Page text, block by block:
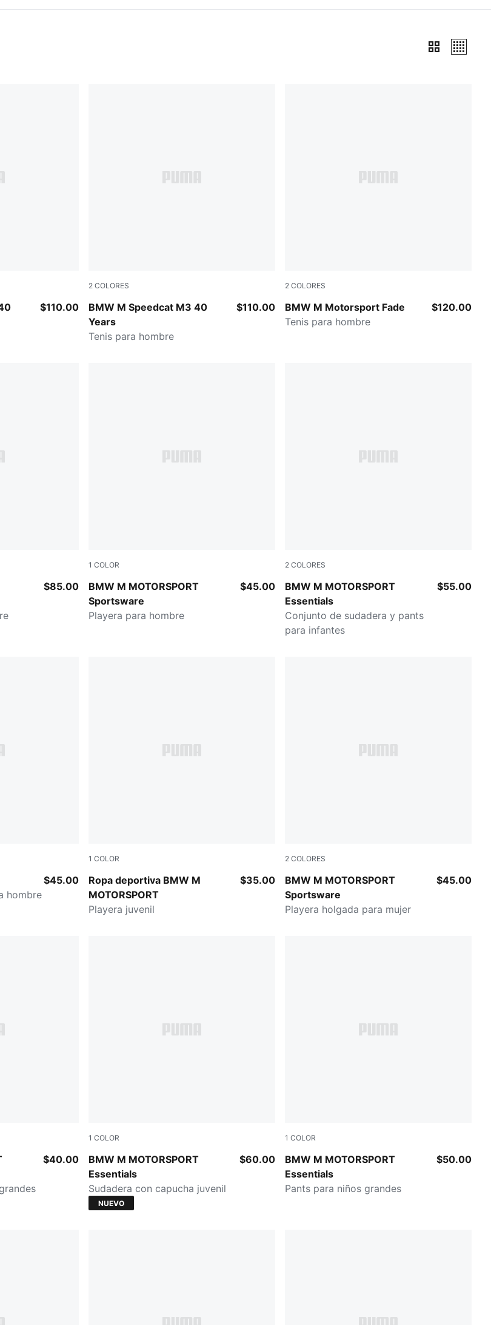
$110.00
2 COLORES
BMW M Speedcat M3 40
Years
PUMA Black-PUMA Black
Tenis para hombre
$110.00
2 COLORES
BMW M Motorsport Fade
PUMA BLACK
Tenis para hombre
$120.00
$85.00
1 COLOR
BMW M MOTORSPORT
Sportsware
PUMA BLACK
Playera para hombre
$45.00
2 COLORES
BMW M MOTORSPORT
Essentials
Pro Blue-M Color AOP
Conjunto de sudadera y pants
para infantes
$55.00
hombre
$45.00
1 COLOR
Ropa deportiva BMW M
MOTORSPORT
PUMA BLACK
Playera juvenil
$35.00
2 COLORES
BMW M MOTORSPORT
Sportsware
PUMA BLACK
Playera holgada para mujer
$45.00
$40.00
1 COLOR
BMW M MOTORSPORT
Essentials
PUMA BLACK
Sudadera con capucha juvenil
$60.00
NUEVO
1 COLOR
BMW M MOTORSPORT
Essentials
PUMA BLACK
Pants para niños grandes
$50.00